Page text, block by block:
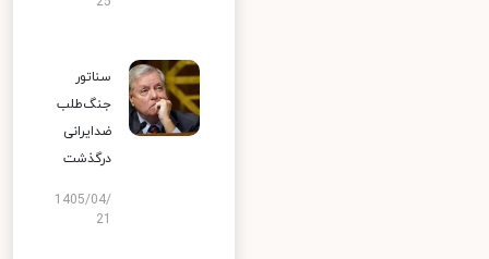
سناتور
جنگ‌طلب
ضدایرانی
درگذشت
1405/04/